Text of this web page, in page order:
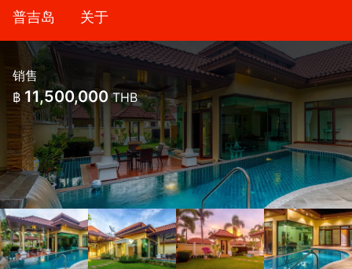
普吉岛 关于
销售
฿ 11,500,000THB